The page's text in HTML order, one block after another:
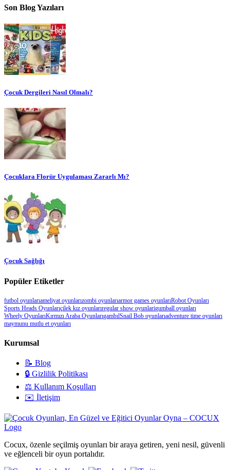
Son Blog Yazıları
Çocuk Dergileri Nasıl Olmalı?
Çocuklara Florür Uygulaması Zararlı Mı?
Çocuk Sağlığı
Popüler Etiketler
futbol oyunlarıameliyat oyunlarızombi oyunlarıarmor games oyunlarıRobot Oyunları
Sports Heads Oyunlarıçilek kız oyunlarıregular show oyunlarigumball oyunları
Wheely OyunlarıKırmızı Araba OyunlarıgambılSnail Bob oyunlarıadventure time oyunları
maymunu mutlu et oyunları
Kurumsal
📝 Blog
🔒 Gizlilik Politikası
⚖️ Kullanım Koşulları
✉️ İletişim
Cocux, özenle seçilmiş oyunları bir araya getiren, yeni nesil, güvenli
ve eğlenceli bir oyun portalıdır.